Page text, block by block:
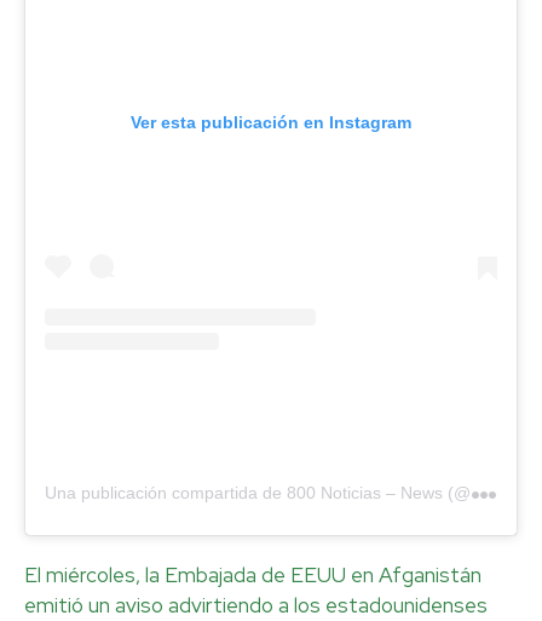
Ver esta publicación en Instagram
U
na publicación compartida de 800 Noticias – News (@800_noticias)
El miércoles, la Embajada de EEUU en Afganistán
emitió un aviso advirtiendo a los estadounidenses